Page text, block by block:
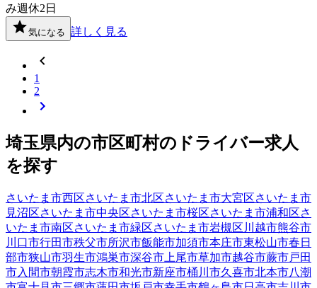
み週休2日
気になる 詳しく見る
1
2
埼玉県内の市区町村の ドライバー求人
を探す
さいたま市西区さいたま市北区さいたま市大宮区さいたま市
見沼区さいたま市中央区さいたま市桜区さいたま市浦和区さ
いたま市南区さいたま市緑区さいたま市岩槻区 川越市熊谷市
川口市行田市秩父市所沢市飯能市加須市本庄市東松山市春日
部市狭山市羽生市鴻巣市深谷市 上尾市草加市越谷市蕨市戸田
市入間市朝霞市志木市和光市新座市桶川市久喜市北本市八潮